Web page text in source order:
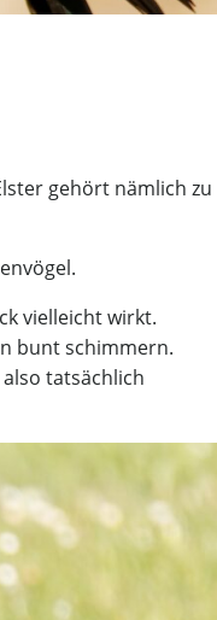
gehört nämlich zu
vielleicht wirkt.
bunt schimmern.
tatsächlich